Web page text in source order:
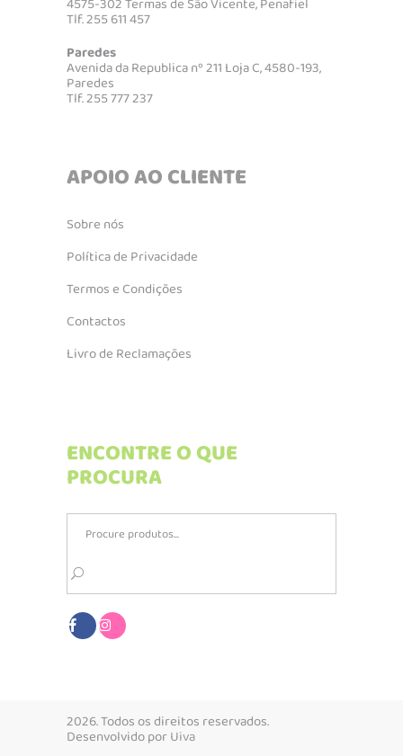
4575-302 Termas de São Vicente, Penafiel
Tlf. 255 611 457
Paredes
Avenida da Republica nº 211 Loja C, 4580-193,
Paredes
Tlf. 255 777 237
APOIO AO CLIENTE
Sobre nós
Política de Privacidade
Termos e Condições
Contactos
Livro de Reclamações
ENCONTRE O QUE
PROCURA
2026. Todos os direitos reservados.
Desenvolvido porUiva